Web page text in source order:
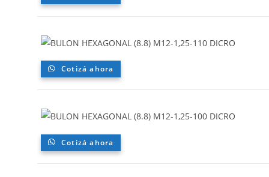
Cotizá ahora
Cotizá ahora